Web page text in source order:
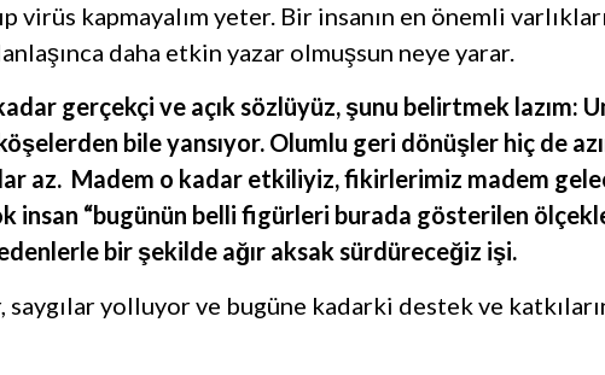
virüs kapmayalım yeter. Bir insanın en önemli
daha etkin yazar olmuşsun neye yarar.
gerçekçi ve açık sözlüyüz, şunu belirtmek lazım:
bile yansıyor. Olumlu geri dönüşler hiç de
az. Madem o kadar etkiliyiz, fikirlerimiz madem
insan “bugünün belli figürleri burada gösterilen
bir şekilde ağır aksak sürdüreceğiz işi.
saygılar yolluyor ve bugüne kadarki destek ve